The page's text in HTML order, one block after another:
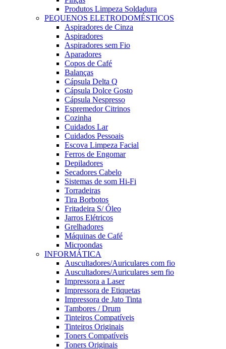
Produtos Limpeza Soldadura
PEQUENOS ELETRODOMÉSTICOS
Aspiradores de Cinza
Aspiradores
Aspiradores sem Fio
Aparadores
Copos de Café
Balanças
Cápsula Delta Q
Cápsula Dolce Gosto
Cápsula Nespresso
Espremedor Citrinos
Cozinha
Cuidados Lar
Cuidados Pessoais
Escova Limpeza Facial
Ferros de Engomar
Depiladores
Secadores Cabelo
Sistemas de som Hi-Fi
Torradeiras
Tira Borbotos
Fritadeira S/ Óleo
Jarros Elétricos
Grelhadores
Máquinas de Café
Microondas
INFORMÁTICA
Auscultadores/Auriculares com fio
Auscultadores/Auriculares sem fio
Impressora a Laser
Impressora de Etiquetas
Impressora de Jato Tinta
Tambores / Drum
Tinteiros Compatíveis
Tinteiros Originais
Toners Compatíveis
Toners Originais